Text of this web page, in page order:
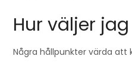
Hur väljer
Några hållpunkter värda att